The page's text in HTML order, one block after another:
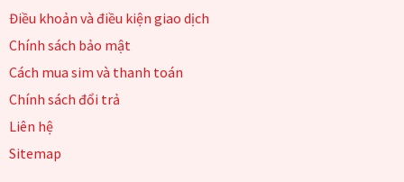
Điều khoản và điều kiện giao dịch
Chính sách bảo mật
Cách mua sim và thanh toán
Chính sách đổi trả
Liên hệ
Sitemap